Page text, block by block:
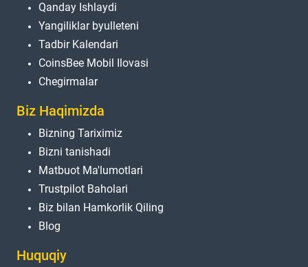
Qanday Ishlaydi
Yangiliklar byulleteni
Tadbir Kalendari
CoinsBee Mobil Ilovasi
Chegirmalar
Biz Haqimizda
Bizning Tariximiz
Bizni tanishadi
Matbuot Ma'lumotlari
Trustpilot Baholari
Biz bilan Hamkorlik Qiling
Blog
Huquqiy